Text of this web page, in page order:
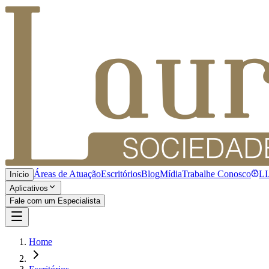
Início Áreas de AtuaçãoEscritóriosBlogMídiaTrabalhe Conosco
Aplicativos
Fale com um Especialista
Home